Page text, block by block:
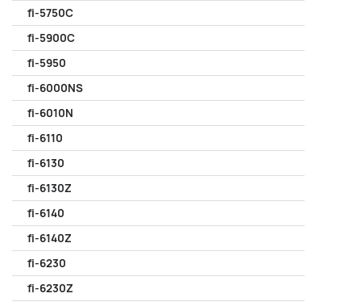
fi-5750C
fi-5900C
fi-5950
fi-6000NS
fi-6010N
fi-6110
fi-6130
fi-6130Z
fi-6140
fi-6140Z
fi-6230
fi-6230Z